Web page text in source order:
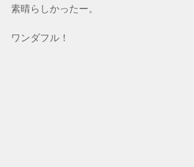
素晴らしかったー。
ワンダフル！